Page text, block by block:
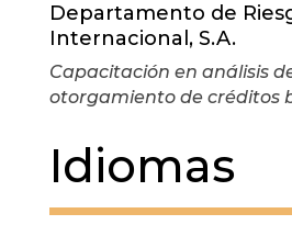
Departamento de
Internacional, S.A.
Capacitación en análisis
otorgamiento de créditos
Idiomas